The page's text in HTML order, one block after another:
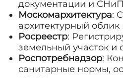
документации и
Москомархитектура:
архитектурный облик
Росреестр:
земельный участок и
Роспотребнадзор:
санитарные нормы,